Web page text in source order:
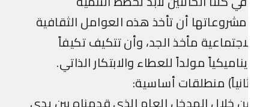
أن تأخذ هذه العوامل الثقافية
مأخذ الجد، وأن تتكيف تكيفاً
مولداً للعطاء والابتكار الذاتي.
منطلقات أساسية: